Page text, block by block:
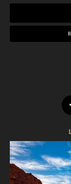
e-